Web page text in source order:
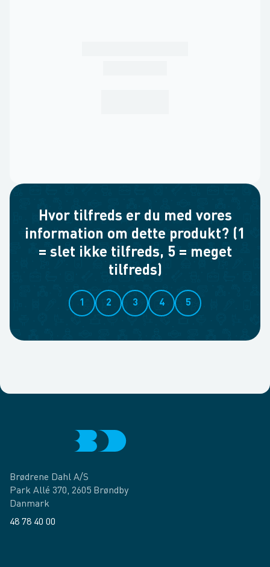
Hvor tilfreds er du med vores
information om dette produkt? (1
= slet ikke tilfreds, 5 = meget
tilfreds)
1 2 3 4 5
Brødrene Dahl A/S
Park Allé 370, 2605 Brøndby
Danmark
48 78 40 00